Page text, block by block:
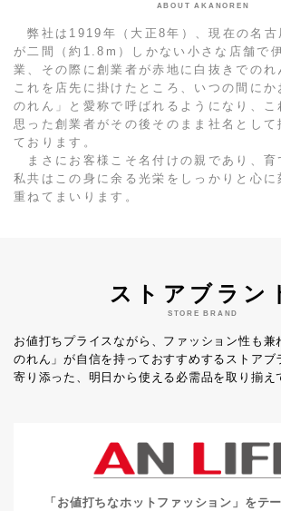
ABOUT AKANOREN
弊社は1919年（大正8年）、現在の名古
が二間（約1.8m）しかない小さな店舗で
業、その際に創業者が赤地に白抜きでのれ
これを店先に掛けたところ、いつの間に
のれん」と愛称で呼ばれるようになり、こ
思った創業者がその後そのまま社名として
ております。
まさにお客様こそ名付けの親であり、育
私共はこの身に余る光栄をしっかりと心に
重ねてまいります。
ストアブラン
STORE BRAND
お値打ちプライスながら、ファッション性も兼
のれん」が自信を持っておすすめするストアブ
寄り添った、明日から使える必需品を取り揃え
「お値打ちなホットファッション」をテ